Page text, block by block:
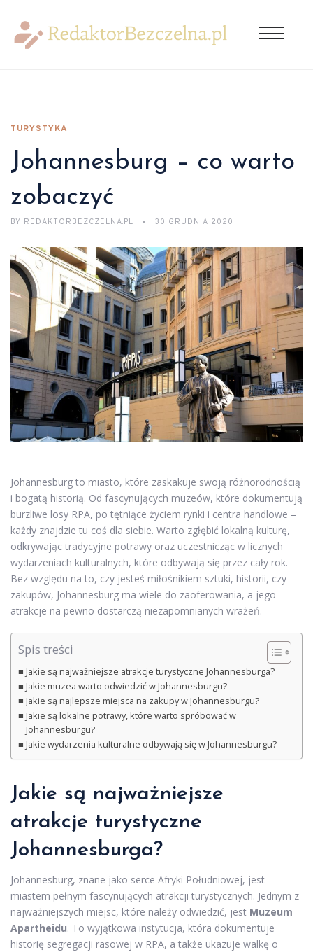
TURYSTYKA
Johannesburg – co warto
zobaczyć
BY REDAKTORBEZCZELNA.PL 30 GRUDNIA 2020
Johannesburg to miasto, które zaskakuje swoją różnorodnością
i bogatą historią. Od fascynujących muzeów, które dokumentują
burzliwe losy RPA, po tętniące życiem rynki i centra handlowe –
każdy znajdzie tu coś dla siebie. Warto zgłębić lokalną kulturę,
odkrywając tradycyjne potrawy oraz uczestnicząc w licznych
wydarzeniach kulturalnych, które odbywają się przez cały rok.
Bez względu na to, czy jesteś miłośnikiem sztuki, historii, czy
zakupów, Johannesburg ma wiele do zaoferowania, a jego
atrakcje na pewno dostarczą niezapomnianych wrażeń.
Spis treści
Jakie są najważniejsze atrakcje turystyczne Johannesburga?
Jakie muzea warto odwiedzić w Johannesburgu?
Jakie są najlepsze miejsca na zakupy w Johannesburgu?
Jakie są lokalne potrawy, które warto spróbować w
Johannesburgu?
Jakie wydarzenia kulturalne odbywają się w Johannesburgu?
Jakie są najważniejsze
atrakcje turystyczne
Johannesburga?
Johannesburg, znane jako serce Afryki Południowej, jest
miastem pełnym fascynujących atrakcji turystycznych. Jednym z
najważniejszych miejsc, które należy odwiedzić, jest Muzeum
Apartheidu. To wyjątkowa instytucja, która dokumentuje
historię segregacji rasowej w RPA, a także ukazuje walkę o